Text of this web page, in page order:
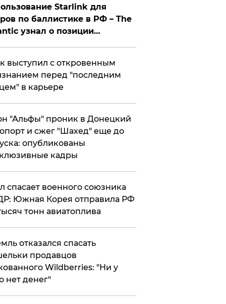
Starlink для
по баллистике в РФ – The
узнал о позиции
выступил с откровенным
перед "последним
в карьере
"Альфы" проник в Донецкий
и сжег "Шахед" еще до
опубликованы
кадры
спасает военного союзника
Южная Корея отправила РФ
тонн авиатоплива
отказался спасать
продавцов
Wildberries: "Ни у
нет денег"